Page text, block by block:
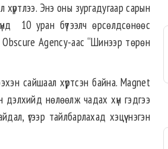
Энэ оны зургадугаар сарын
10 уран бүтээлч өрсөлдсөнөөс
Obscure Agency-аас “Шинээр төрөн
сайшаал хүртсэн байна. Magnet
дэлхийд нөлөөлж чадах хүн гэдгээ
үгээр тайлбарлахад хэцүү нэгэн